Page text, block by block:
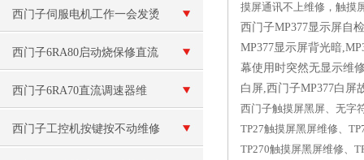
西门子伺服电机工作一会发烫
修理
西门子6RA80启动烧保修直流
调速器炸可控硅模块维修
西门子6RA70直流调速器维
修：无显示故障
西门子工控机按键按不动维修
摸屏通讯不上维修，触摸
西门子MP377显示屏自
MP377显示屏背光暗
幕使用时突然无显示维
白屏,西门子MP377白屏
西门子触摸屏黑屏、无字
TP27触摸屏黑屏维修、
TP270触摸屏黑屏维修、